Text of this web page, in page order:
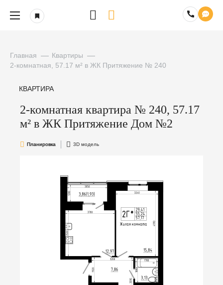
Главная
Квартиры
2-комнатная, 57.17 м² в ЖК Притяжение № 240
КВАРТИРА
2-комнатная квартира № 240, 57.17
м² в ЖК Притяжение Дом №2
Планировка 3D модель